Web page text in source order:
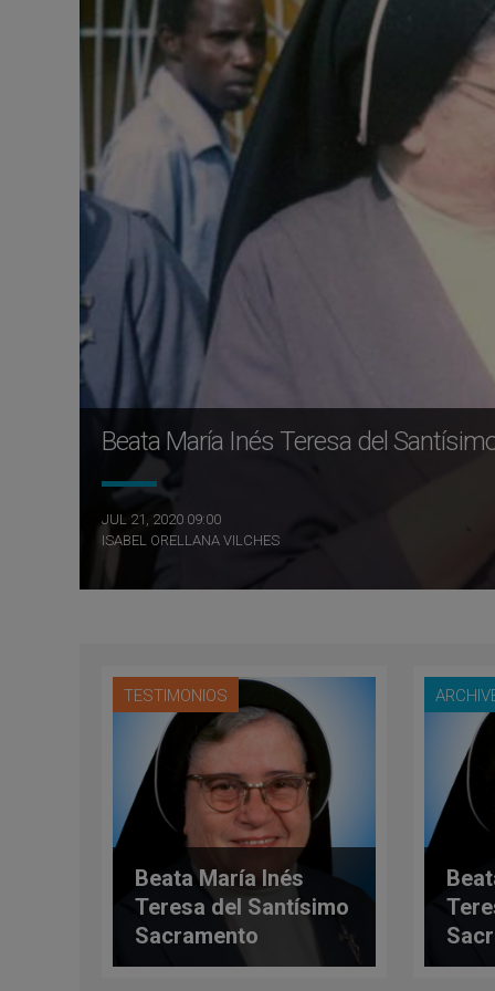
Beata María Inés Teresa del
JUL 21, 2020 09:00
ISABEL ORELLANA VILCHES
TESTIMONIOS
Beata María Inés
Teresa del Santísimo
Sacramento
(Manuelita de